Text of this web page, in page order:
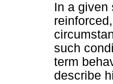
In a given
such
term
describe